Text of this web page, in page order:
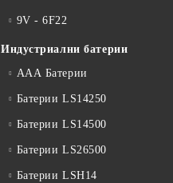
9V - 6F22
Индустриални батерии
ААА Батерии
Батерии LS14250
Батерии LS14500
Батерии LS26500
Батерии LSH14